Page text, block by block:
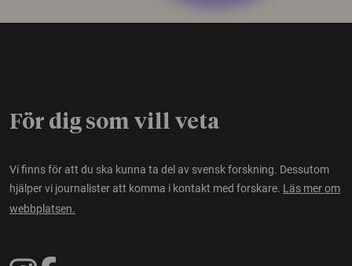
För dig som vill veta
Vi finns för att du ska kunna ta del av svensk forskning. Dessutom
hjälper vi journalister att komma i kontakt med forskare. Läs mer om
webbplatsen.